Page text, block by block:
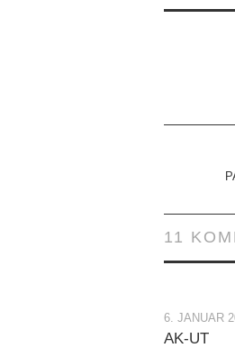
11
6. JANUAR
AK-UT